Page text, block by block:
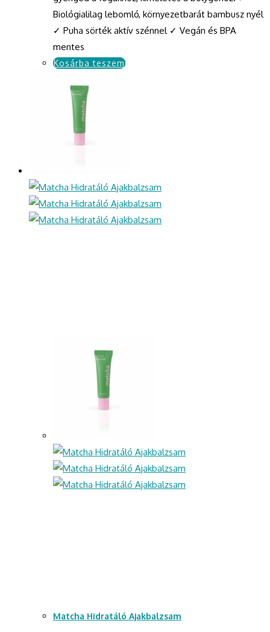
Biológialilag lebomló, környezetbarát bambusz nyél
✓ Puha sörték aktív szénnel ✓ Vegán és BPA
mentes
Kosárba teszem
Matcha Hidratáló Ajakbalzsam